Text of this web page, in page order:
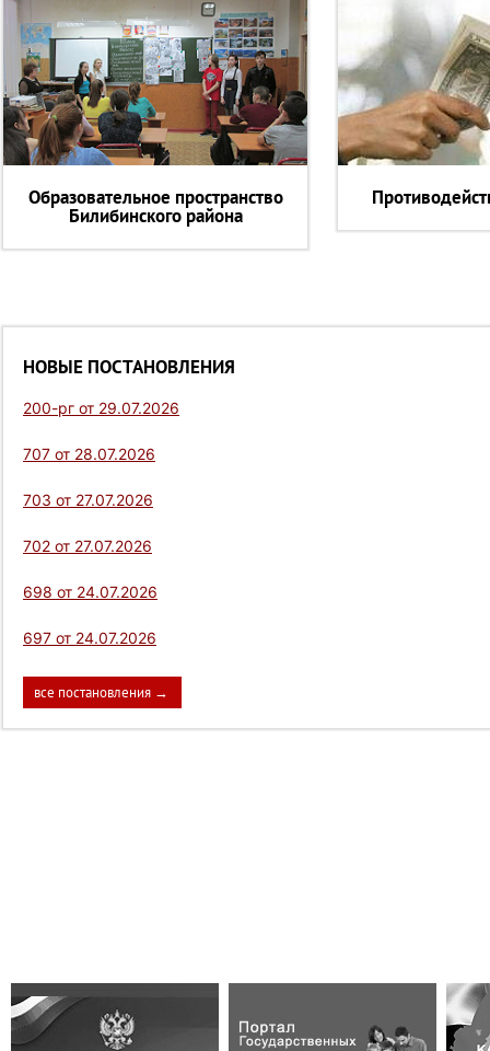
Образовательное пространство
Билибинского района
НОВЫЕ ПОСТАНОВЛЕНИЯ
200-рг от 29.07.2026
707 от 28.07.2026
703 от 27.07.2026
702 от 27.07.2026
698 от 24.07.2026
697 от 24.07.2026
все постановления →